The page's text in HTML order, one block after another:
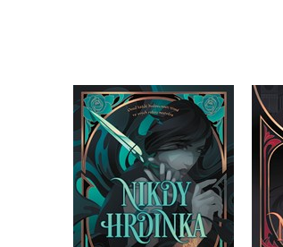
Nikdy hrdinka
Vanessa Len